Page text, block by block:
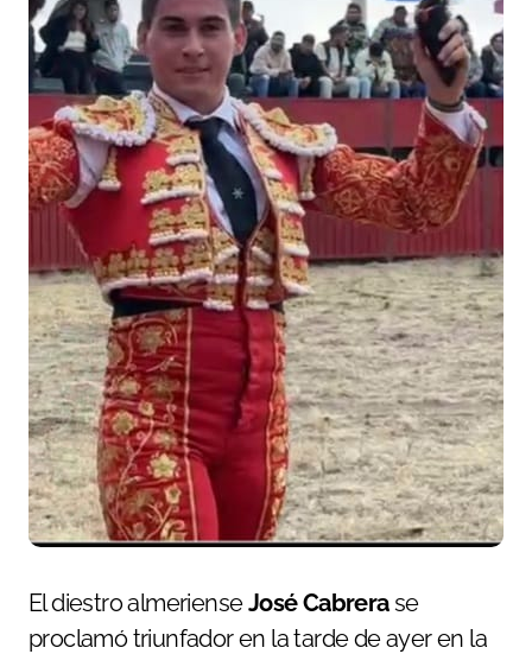
El diestro almerienseJosé Cabrerase
proclamó triunfador en la tarde de ayer en la